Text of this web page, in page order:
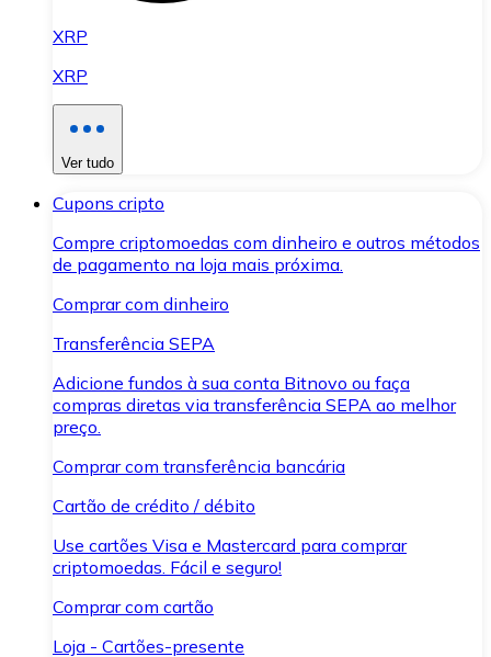
XRP
XRP
Ver tudo
Cupons cripto
Compre criptomoedas com dinheiro e outros métodos
de pagamento na loja mais próxima.
Comprar com dinheiro
Transferência SEPA
Adicione fundos à sua conta Bitnovo ou faça
compras diretas via transferência SEPA ao melhor
preço.
Comprar com transferência bancária
Cartão de crédito / débito
Use cartões Visa e Mastercard para comprar
criptomoedas. Fácil e seguro!
Comprar com cartão
Loja - Cartões-presente